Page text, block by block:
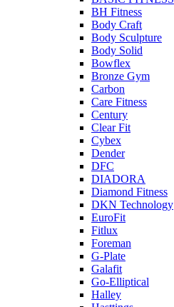
BH Fitness
Body Craft
Body Sculpture
Body Solid
Bowflex
Bronze Gym
Carbon
Care Fitness
Century
Clear Fit
Cybex
Dender
DFC
DIADORA
Diamond Fitness
DKN Technology
EuroFit
Fitlux
Foreman
G-Plate
Galafit
Go-Elliptical
Halley